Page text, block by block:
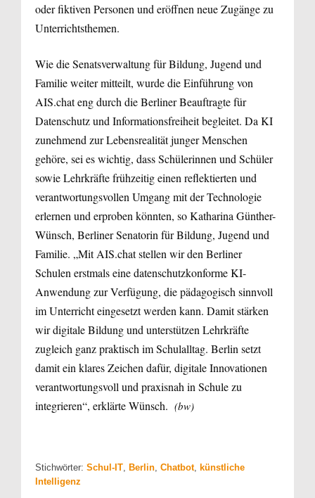
oder fiktiven Personen und eröffnen neue Zugänge zu
Unterrichtsthemen.
Wie die Senatsverwaltung für Bildung, Jugend und
Familie weiter mitteilt, wurde die Einführung von
AIS.chat eng durch die Berliner Beauftragte für
Datenschutz und Informationsfreiheit begleitet. Da KI
zunehmend zur Lebensrealität junger Menschen
gehöre, sei es wichtig, dass Schülerinnen und Schüler
sowie Lehrkräfte frühzeitig einen reflektierten und
verantwortungsvollen Umgang mit der Technologie
erlernen und erproben könnten, so Katharina Günther-
Wünsch, Berliner Senatorin für Bildung, Jugend und
Familie. „Mit AIS.chat stellen wir den Berliner
Schulen erstmals eine datenschutzkonforme KI-
Anwendung zur Verfügung, die pädagogisch sinnvoll
im Unterricht eingesetzt werden kann. Damit stärken
wir digitale Bildung und unterstützen Lehrkräfte
zugleich ganz praktisch im Schulalltag. Berlin setzt
damit ein klares Zeichen dafür, digitale Innovationen
verantwortungsvoll und praxisnah in Schule zu
integrieren“, erklärte Wünsch. (bw)
Stichwörter: Schul-IT Berlin Chatbot, künstliche
Intelligenz